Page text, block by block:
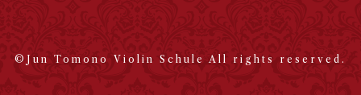
©Jun Tomono Violin Schule All rights reserved.